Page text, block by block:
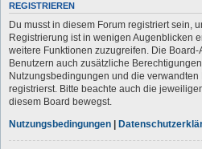
REGISTRIEREN
Du musst in diesem Forum registriert sein,
Registrierung ist in wenigen Augenblicken
weitere Funktionen zuzugreifen. Die
Benutzern auch zusätzliche
Nutzungsbedingungen und die
registrierst. Bitte beachte auch die
diesem Board bewegst.
Nutzungsbedingungen |